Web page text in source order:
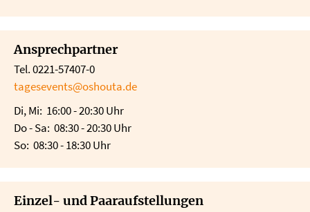
Ansprechpartner
Tel. 0221-57407-0
tagesevents@oshouta.de
Di, Mi: 16:00 - 20:30 Uhr
Do - Sa: 08:30 - 20:30 Uhr
So: 08:30 - 18:30 Uhr
Einzel- und Paaraufstellungen